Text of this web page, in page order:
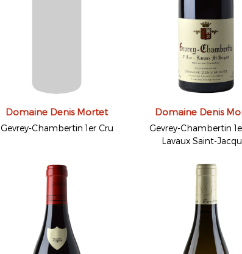
Domaine Denis Mortet
Gevrey-Chambertin 1er Cru
Domaine Denis
Gevrey-Chambertin
Lavaux Saint-